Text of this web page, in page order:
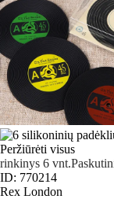
Peržiūrėti visus
rinkinys 6 vnt.
ID: 770214
Rex London